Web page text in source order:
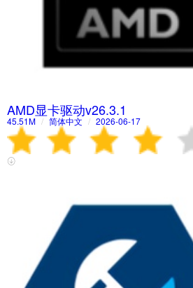
AMD显卡驱动v26.3.1
45.51M / 简体中文 / 2026-06-17